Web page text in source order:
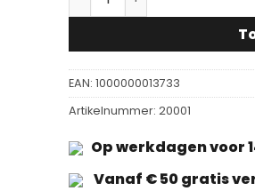
EAN: 1000000013733
Artikelnummer: 20001
Op werkdagen voor
Vanaf € 50 gratis